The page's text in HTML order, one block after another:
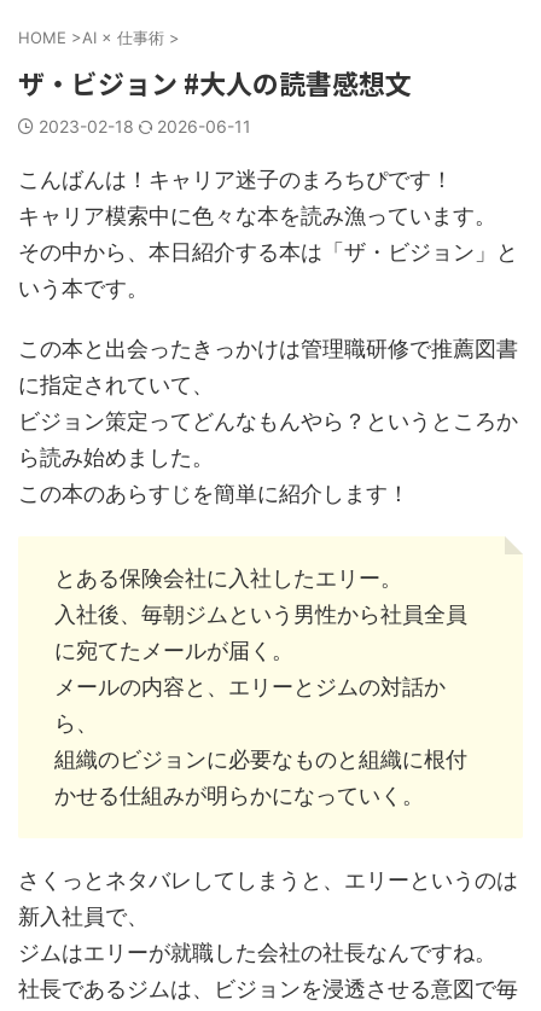
HOME >AI × 仕事術 >
ザ・ビジョン #大人の読書感想文
2023-02-18 2026-06-11
こんばんは！キャリア迷子のまろちぴです！
キャリア模索中に色々な本を読み漁っています。
その中から、本日紹介する本は「ザ・ビジョン」と
いう本です。
この本と出会ったきっかけは管理職研修で推薦図書
に指定されていて、
ビジョン策定ってどんなもんやら？というところか
ら読み始めました。
この本のあらすじを簡単に紹介します！
とある保険会社に入社したエリー。
入社後、毎朝ジムという男性から社員全員
に宛てたメールが届く。
メールの内容と、エリーとジムの対話か
ら、
組織のビジョンに必要なものと組織に根付
かせる仕組みが明らかになっていく。
さくっとネタバレしてしまうと、エリーというのは
新入社員で、
ジムはエリーが就職した会社の社長なんですね。
社長であるジムは、ビジョンを浸透させる意図で毎